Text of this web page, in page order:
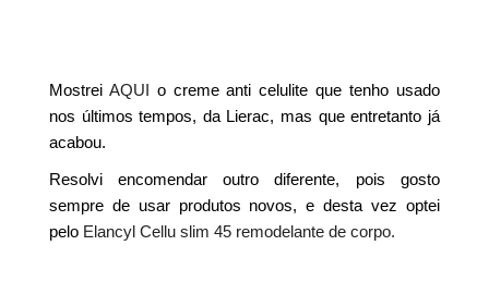
MostreiAQUI o creme anti celulite que tenho usado
nos últimos tempos, da Lierac, mas que entretanto já
acabou.
Resolvi encomendar outro diferente, pois gosto
sempre de usar produtos novos, e desta vez optei
pelo Elancyl Cellu slim 45 remodelante de corpo.